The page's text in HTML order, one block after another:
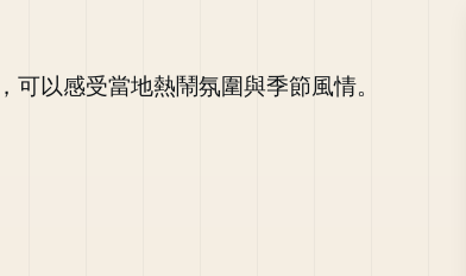
以感受當地熱鬧氛圍與季節風情。